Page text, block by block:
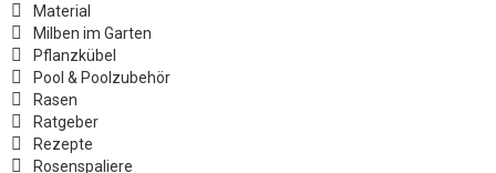
Material
Milben im Garten
Pflanzkübel
Pool & Poolzubehör
Rasen
Ratgeber
Rezepte
Rosenspaliere